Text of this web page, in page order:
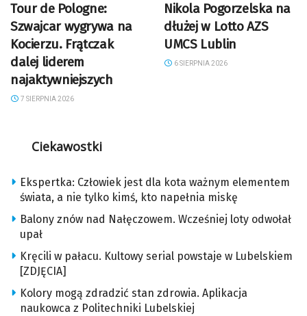
Tour de Pologne:
Szwajcar wygrywa na
Kocierzu. Frątczak
dalej liderem
najaktywniejszych
7 SIERPNIA 2026
Nikola Pogorzelska na
dłużej w Lotto AZS
UMCS Lublin
6 SIERPNIA 2026
Ciekawostki
Ekspertka: Człowiek jest dla kota ważnym elementem
świata, a nie tylko kimś, kto napełnia miskę
Balony znów nad Nałęczowem. Wcześniej loty odwołał
upał
Kręcili w pałacu. Kultowy serial powstaje w Lubelskiem
[ZDJĘCIA]
Kolory mogą zdradzić stan zdrowia. Aplikacja
naukowca z Politechniki Lubelskiej